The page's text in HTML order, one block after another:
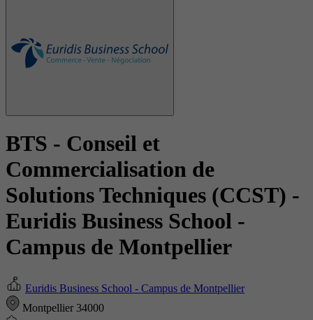
BTS - Conseil et
Commercialisation de
Solutions Techniques (CCST) -
Euridis Business School -
Campus de Montpellier
Euridis Business School - Campus de Montpellier
Montpellier 34000